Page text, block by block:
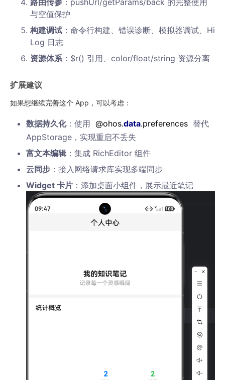
路由传参 ：pushUrl/getParams/back 的完整使用
与空值保护
构建调试 ：命令行构建、错误诊断、模拟器调试、Hi
Log 日志
资源体系：$r() 引用、color/float/string 资源分离
扩展建议
如果想继续完善这个 App，可以考虑：
数据持久化：使用 @ohos.data.preferences 替代
AppStorage，实现重启不丢失
富文本编辑：集成 RichEditor 组件
云同步 ：接入网络请求库实现多端同步
Widget 卡片 ：添加桌面小组件，展示最近笔记